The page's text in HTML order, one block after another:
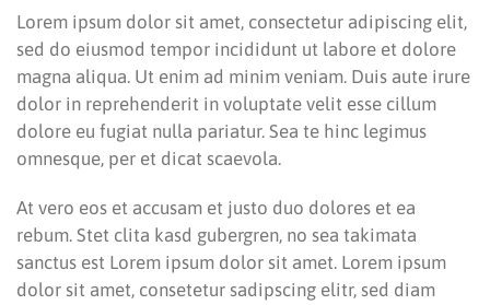
Lorem ipsum dolor sit amet, consectetur adipiscing elit,
sed do eiusmod tempor incididunt ut labore et dolore
magna aliqua. Ut enim ad minim veniam. Duis aute irure
dolor in reprehenderit in voluptate velit esse cillum
dolore eu fugiat nulla pariatur. Sea te hinc legimus
omnesque, per et dicat scaevola.
At vero eos et accusam et justo duo dolores et ea
rebum. Stet clita kasd gubergren, no sea takimata
sanctus est Lorem ipsum dolor sit amet. Lorem ipsum
dolor sit amet, consetetur sadipscing elitr, sed diam